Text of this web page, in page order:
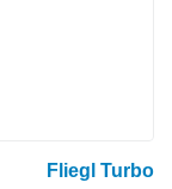
Fliegl